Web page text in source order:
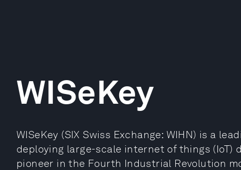
WISeKey
WISeKey (SIX Swiss Exchange: WIHN) is a
deploying large-scale internet of things (IoT)
pioneer in the Fourth Industrial Revolution